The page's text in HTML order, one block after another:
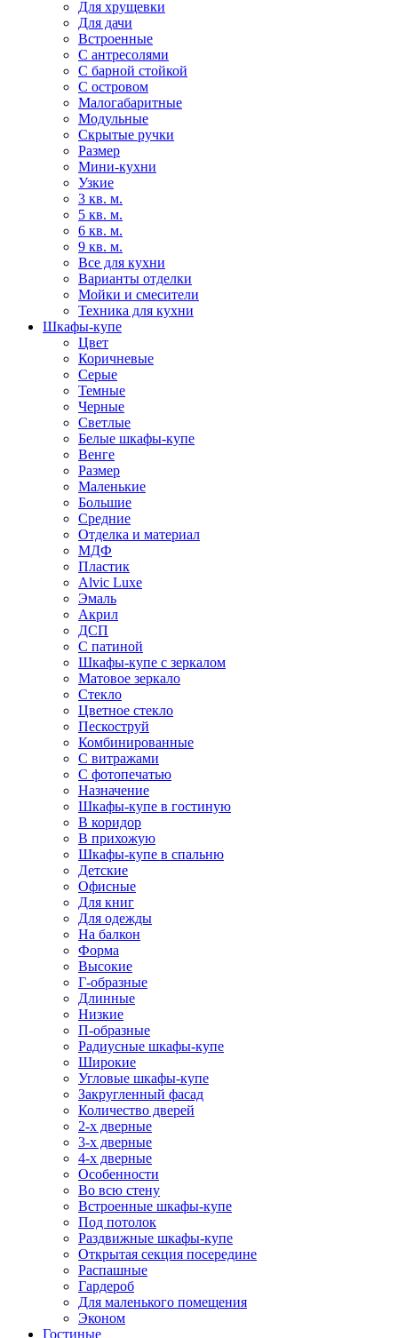
Для хрущевки
Для дачи
Встроенные
С антресолями
С барной стойкой
С островом
Малогабаритные
Модульные
Скрытые ручки
Размер
Мини-кухни
Узкие
3 кв. м.
5 кв. м.
6 кв. м.
9 кв. м.
Все для кухни
Варианты отделки
Мойки и смесители
Техника для кухни
Шкафы-купе
Цвет
Коричневые
Серые
Темные
Черные
Светлые
Белые шкафы-купе
Венге
Размер
Маленькие
Большие
Средние
Отделка и материал
МДФ
Пластик
Alvic Luxe
Эмаль
Акрил
ДСП
С патиной
Шкафы-купе с зеркалом
Матовое зеркало
Стекло
Цветное стекло
Пескоструй
Комбинированные
С витражами
С фотопечатью
Назначение
Шкафы-купе в гостиную
В коридор
В прихожую
Шкафы-купе в спальню
Детские
Офисные
Для книг
Для одежды
На балкон
Форма
Высокие
Г-образные
Длинные
Низкие
П-образные
Радиусные шкафы-купе
Широкие
Угловые шкафы-купе
Закругленный фасад
Количество дверей
2-х дверные
3-х дверные
4-х дверные
Особенности
Во всю стену
Встроенные шкафы-купе
Под потолок
Раздвижные шкафы-купе
Открытая секция посередине
Распашные
Гардероб
Для маленького помещения
Эконом
Гостиные